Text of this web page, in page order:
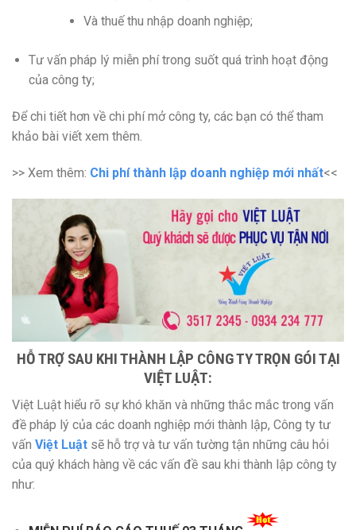
Và thuế thu nhập doanh nghiệp;
Tư vấn pháp lý miễn phí trong suốt quá trình hoạt động
của công ty;
Để chi tiết hơn về chi phí mở công ty, các bạn có thể tham
khảo bài viết xem thêm.
>> Xem thêm: Chi phí thành lập doanh nghiệp mới nhất<<
HỖ TRỢ SAU KHI THÀNH LẬP CÔNG TY TRỌN GÓI TẠI
VIỆT LUẬT:
Việt Luật hiểu rõ sự khó khăn và những thắc mắc trong vấn
đề pháp lý của các doanh nghiệp mới thành lập, Công ty tư
vấn Việt Luật sẽ hỗ trợ và tư vấn tường tận những câu hỏi
của quý khách hàng về các vấn đề sau khi thành lập công ty
như: